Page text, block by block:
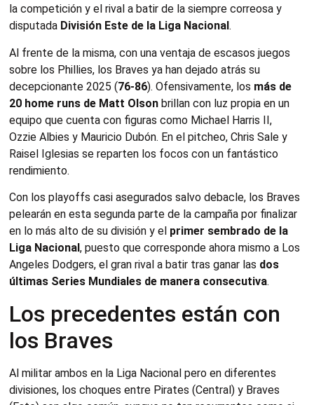
la competición y el rival a batir de la siempre correosa y
disputada División Este de la Liga Nacional .
Al frente de la misma, con una ventaja de escasos juegos
sobre los Phillies, los Braves ya han dejado atrás su
decepcionante 2025 (76-86). Ofensivamente, los más de
20 home runs de Matt Olson brillan con luz propia en un
equipo que cuenta con figuras como Michael Harris II,
Ozzie Albies y Mauricio Dubón. En el pitcheo, Chris Sale y
Raisel Iglesias se reparten los focos con un fantástico
rendimiento.
Con los playoffs casi asegurados salvo debacle, los Braves
pelearán en esta segunda parte de la campaña por finalizar
en lo más alto de su división y el primer sembrado de la
Liga Nacional, puesto que corresponde ahora mismo a Los
Angeles Dodgers, el gran rival a batir tras ganar las dos
últimas Series Mundiales de manera consecutiva.
Los precedentes están con
los Braves
Al militar ambos en la Liga Nacional pero en diferentes
divisiones, los choques entre Pirates (Central) y Braves